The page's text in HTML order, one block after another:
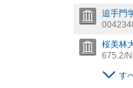
追手門
桜美林
675.2/
す